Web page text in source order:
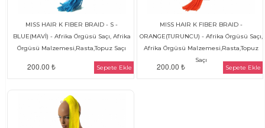
MISS HAIR K FIBER BRAID - S -
BLUE(MAVİ) - Afrika Örgüsü Saçı, Afrika
Örgüsü Malzemesi,Rasta,Topuz Saçı
200.00 ₺ Sepete Ekle
MISS HAIR K FIBER BRAID -
ORANGE(TURUNCU) - Afrika Örgüsü Saçı,
Afrika Örgüsü Malzemesi,Rasta,Topuz
Saçı
200.00 ₺ Sepete Ekle